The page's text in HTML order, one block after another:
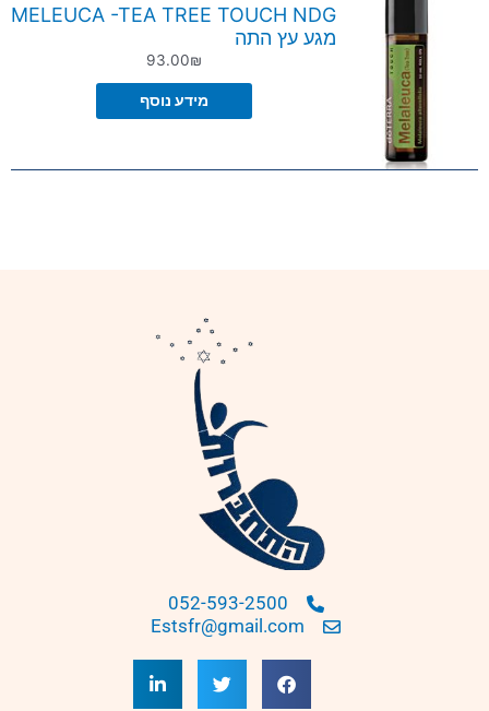
MELEUCA -TEA TREE TOUCH NDG
מגע עץ התה
93.00₪
מידע נוסף
052-593-2500
Estsfr@gmail.com